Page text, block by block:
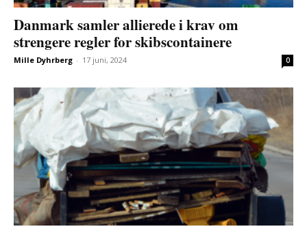
Danmark samler allierede i krav om
strengere regler for skibscontainere
Mille Dyhrberg - 17 juni, 2024 0